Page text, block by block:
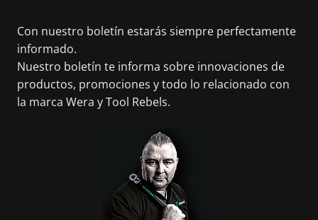
Con nuestro boletín estarás siempre perfectamente
informado.
Nuestro boletín te informa sobre innovaciones de
productos, promociones y todo lo relacionado con
la marca Wera y Tool Rebels.